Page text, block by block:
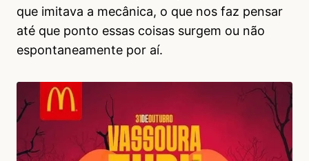
que imitava a mecânica, o que nos faz pensar
até que ponto essas coisas surgem ou não
espontaneamente por aí.